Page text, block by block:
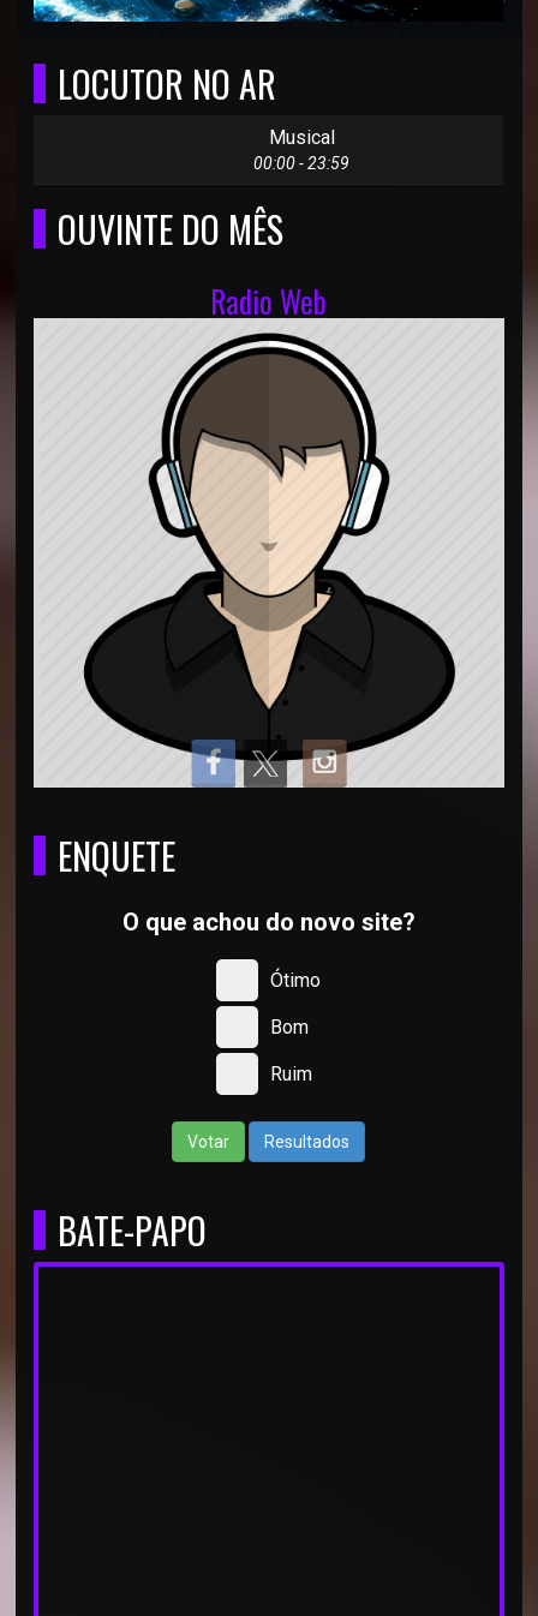
LOCUTOR NO AR
Musical
00:00 - 23:59
OUVINTE DO MÊS
Radio Web
ENQUETE
O que achou do novo site?
Ótimo
Bom
Ruim
Votar Resultados
BATE-PAPO